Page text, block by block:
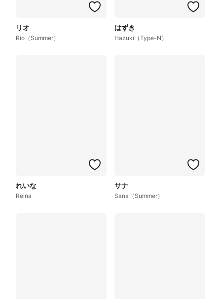
リオ
Rio（Summer）
はずき
Hazuki（Type-N）
れいな
Reina
サナ
Sana（Summer）